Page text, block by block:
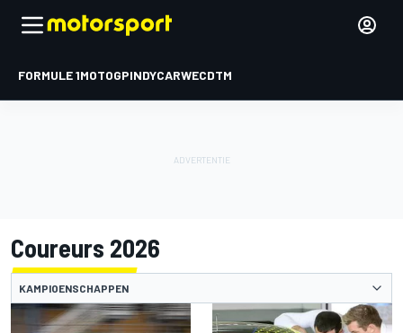
FORMULE 1MOTOGPINDYCARWECDTM
Coureurs 2026
KAMPIOENSCHAPPEN